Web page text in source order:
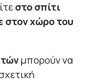
στο σπίτι
στον χώρο του
μπορούν να